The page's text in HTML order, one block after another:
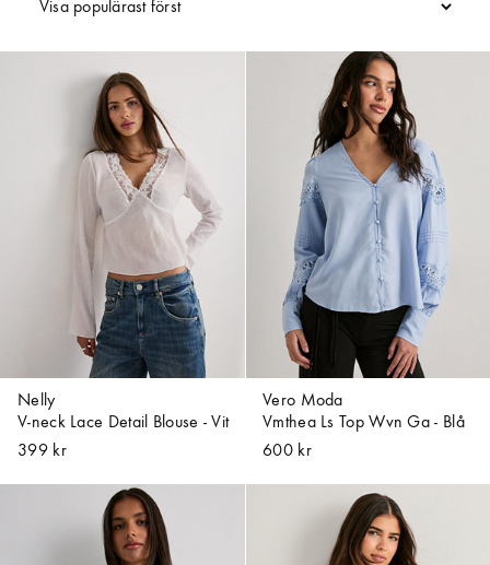
Nelly
V-neck Lace Detail Blouse - Vit
399 kr
Vero Moda
Vmthea Ls Top Wvn Ga - Blå
600 kr